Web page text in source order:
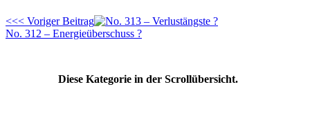
<<< Voriger Beitrag
No. 312 – Energieüberschuss ?
Diese Kategorie in der Scrollübersicht.